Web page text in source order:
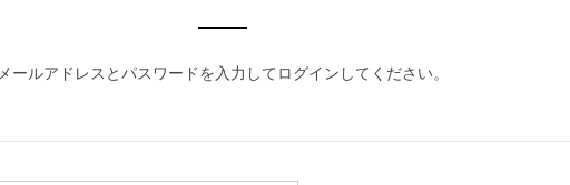
メールアドレスとパスワードを入力してログインしてください。